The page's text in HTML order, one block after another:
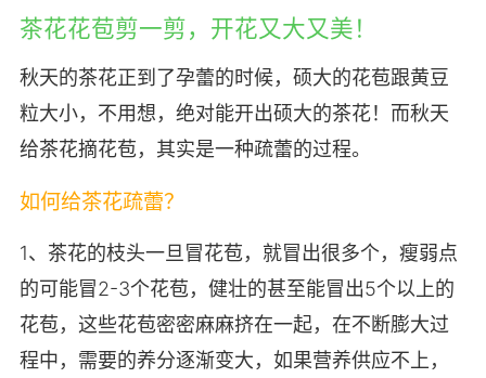
茶花花苞剪一剪，开花又大又美！
秋天的茶花正到了孕蕾的时候，硕大的花苞跟黄豆
粒大小，不用想，绝对能开出硕大的茶花！而秋天
给茶花摘花苞，其实是一种疏蕾的过程。
如何给茶花疏蕾？
1、茶花的枝头一旦冒花苞，就冒出很多个，瘦弱点
的可能冒2-3个花苞，健壮的甚至能冒出5个以上的
花苞，这些花苞密密麻麻挤在一起，在不断膨大过
程中，需要的养分逐渐变大，如果营养供应不上，